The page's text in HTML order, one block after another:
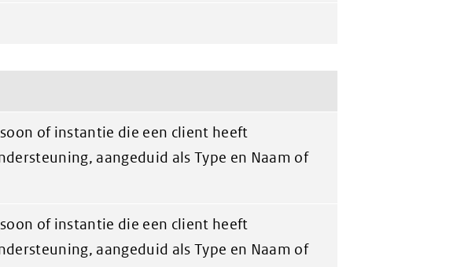
of instantie die een client heeft
aangeduid als Type en Naam of
of instantie die een client heeft
aangeduid als Type en Naam of